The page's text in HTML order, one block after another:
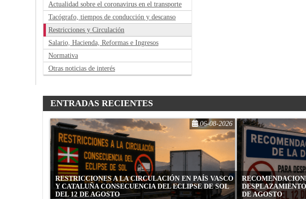
Actualidad sobre el coronavirus en el transporte
Tacógrafo, tiempos de conducción y descanso
Restricciones y Circulación
Salario, Hacienda, Reformas e Ingresos
Normativa
Otras noticias de interés
ENTRADAS RECIENTES
RESTRICCIONES A LA CIRCULACIÓN EN PAÍS VASCO
Y CATALUÑA CONSECUENCIA DEL ECLIPSE DE SOL
DEL 12 DE AGOSTO
06-08-2026
DE AGOSTO